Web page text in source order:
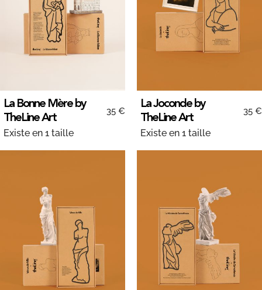
La Bonne Mère by
TheLine Art
35 €
Existe en 1 taille
La Joconde by
TheLine Art
35 €
Existe en 1 taille